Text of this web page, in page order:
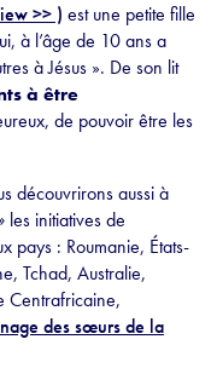
>> ) est une petite fille
à l’âge de 10 ans a
à Jésus ». De son lit
à être
de pouvoir être les
découvrirons aussi à
les initiatives de
pays : Roumanie, États-
Tchad, Australie,
Centrafricaine,
des sœurs de la